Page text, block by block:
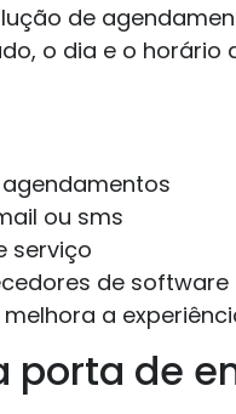
de
o dia e o
ou sms
serviço
de software
a
porta de